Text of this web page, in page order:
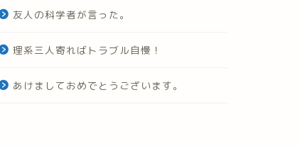
友人の科学者が言った。
理系三人寄ればトラブル自慢！
あけましておめでとうございます。